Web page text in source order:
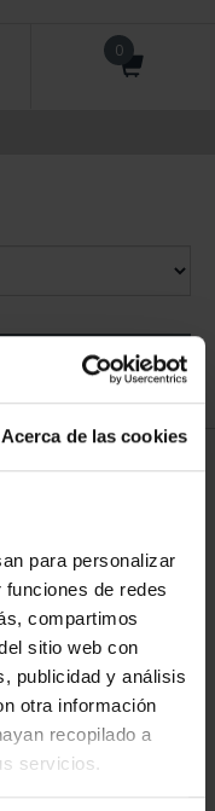
Acerca de las cookies
para personalizar
de redes
compartimos
sitio web con
publicidad y análisis
otra información
recopilado a
servicios.
0